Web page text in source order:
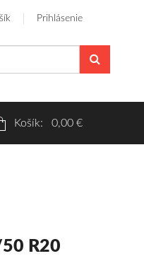
Prihlásenie
Košík: 0,00 €
50 R20